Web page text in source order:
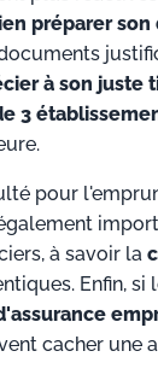
préparer son
à son juste
3
pour
à savoir la
Enfin, si
cacher une